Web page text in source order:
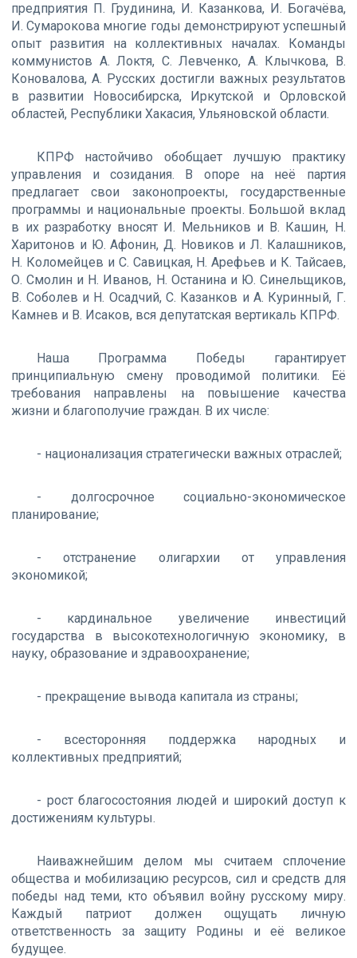
предприятия П. Грудинина, И. Казанкова, И. Богачёва,
И. Сумарокова многие годы демонстрируют успешный
опыт развития на коллективных началах. Команды
коммунистов А. Локтя, С. Левченко, А. Клычкова, В.
Коновалова, А. Русских достигли важных результатов
в развитии Новосибирска, Иркутской и Орловской
областей, Республики Хакасия, Ульяновской области.
КПРФ настойчиво обобщает лучшую практику
управления и созидания. В опоре на неё партия
предлагает свои законопроекты, государственные
программы и национальные проекты. Большой вклад
в их разработку вносят И. Мельников и В. Кашин, Н.
Харитонов и Ю. Афонин, Д. Новиков и Л. Калашников,
Н. Коломейцев и С. Савицкая, Н. Арефьев и К. Тайсаев,
О. Смолин и Н. Иванов, Н. Останина и Ю. Синельщиков,
В. Соболев и Н. Осадчий, С. Казанков и А. Куринный, Г.
Камнев и В. Исаков, вся депутатская вертикаль КПРФ.
Наша Программа Победы гарантирует
принципиальную смену проводимой политики. Её
требования направлены на повышение качества
жизни и благополучие граждан. В их числе:
- национализация стратегически важных отраслей;
- долгосрочное социально-экономическое
планирование;
- отстранение олигархии от управления
экономикой;
- кардинальное увеличение инвестиций
государства в высокотехнологичную экономику, в
науку, образование и здравоохранение;
- прекращение вывода капитала из страны;
- всесторонняя поддержка народных и
коллективных предприятий;
- рост благосостояния людей и широкий доступ к
достижениям культуры.
Наиважнейшим делом мы считаем сплочение
общества и мобилизацию ресурсов, сил и средств для
победы над теми, кто объявил войну русскому миру.
Каждый патриот должен ощущать личную
ответственность за защиту Родины и её великое
будущее.